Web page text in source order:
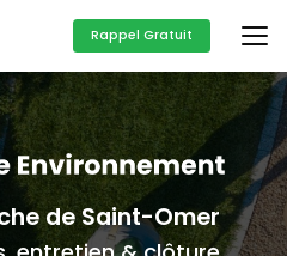
Rappel Gratuit
de Saint-Omer